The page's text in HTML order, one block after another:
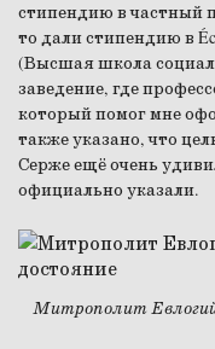
стипендию в частный
то дали стипендию в
(Высшая школа
заведение, где
который помог мне
также указано, что
Серже ещё очень
официально указали.
Митрополит